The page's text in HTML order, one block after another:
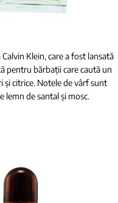
Klein, care a fost lansată
pentru bărbații care caută un
și citrice. Notele de vârf sunt
lemn de santal și mosc.